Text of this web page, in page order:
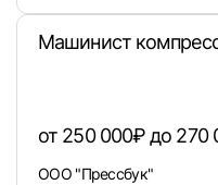
Машинист
от 250 000₽ до 270
ООО "Прессбук"